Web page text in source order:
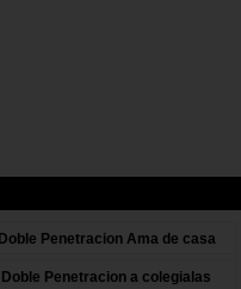
Doble Penetracion Ama de casa
Doble Penetracion a colegialas